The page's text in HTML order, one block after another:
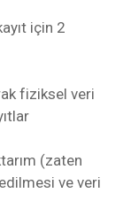
için 2
fiziksel veri
(zaten
ve veri